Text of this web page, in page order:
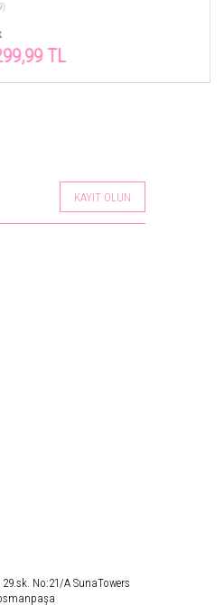
TL
KAYIT OLUN
No:21/A SunaTowers